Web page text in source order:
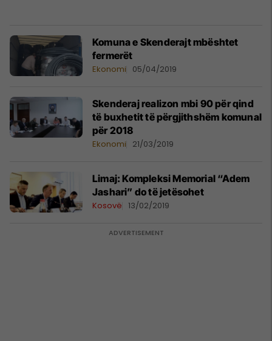
Komuna e Skenderajt mbështet
fermerët
Ekonomi 05/04/2019
Skenderaj realizon mbi 90 për qind
të buxhetit të përgjithshëm komunal
për 2018
Ekonomi 21/03/2019
Limaj: Kompleksi Memorial “Adem
Jashari” do të jetësohet
Kosovë 13/02/2019